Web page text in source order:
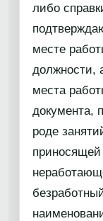
либо
месте
должности,
места
документа,
роде